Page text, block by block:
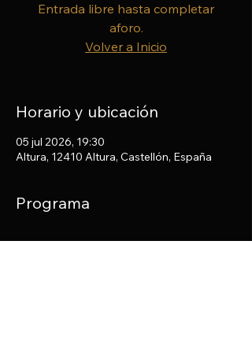
Entrada libre hasta completar
aforo.
Volver a Inicio
Horario y ubicación
05 jul 2026, 19:30
Altura, 12410 Altura, Castellón, España
Programa